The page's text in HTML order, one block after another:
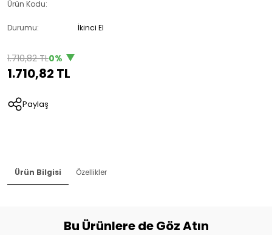
Ürün Kodu:
Durumu: İkinci El
1.710,82 TL0%
1.710,82 TL
Paylaş
Ürün Bilgisi Özellikler
Bu Ürünlere de Göz Atın